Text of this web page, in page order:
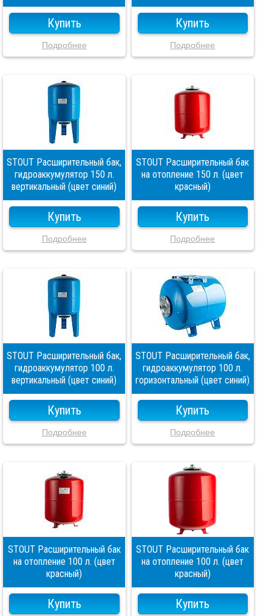
Купить
Подробнее
Купить
Подробнее
STOUT Расширительный бак,
гидроаккумулятор 150 л.
вертикальный (цвет синий)
Купить
Подробнее
STOUT Расширительный бак
на отопление 150 л. (цвет
красный)
Купить
Подробнее
STOUT Расширительный бак,
гидроаккумулятор 100 л.
вертикальный (цвет синий)
Купить
Подробнее
STOUT Расширительный бак,
гидроаккумулятор 100 л.
горизонтальный (цвет синий)
Купить
Подробнее
STOUT Расширительный бак
на отопление 100 л. (цвет
красный)
Купить
STOUT Расширительный бак
на отопление 100 л. (цвет
красный)
Купить